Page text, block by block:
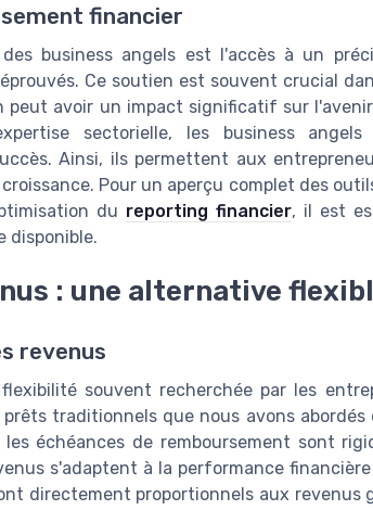
financier
business angels est l'accès à un
Ce soutien est souvent crucial
peut avoir un impact significatif sur
sectorielle, les business
Ainsi, ils permettent aux
Pour un aperçu complet des
du reporting financier, il est
disponible.
: une alternative
revenus
souvent recherchée par les
traditionnels que nous avons abordés
échéances de remboursement sont
s'adaptent à la performance
directement proportionnels aux revenus